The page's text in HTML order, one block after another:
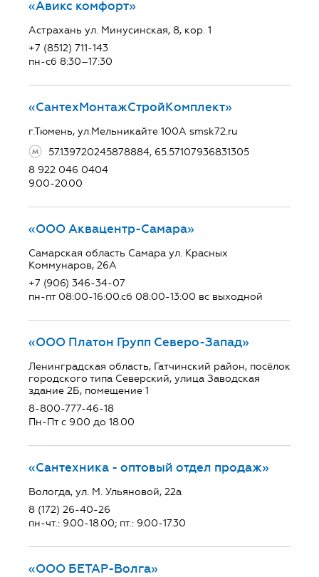
«Авикс комфорт»
Астрахань ул. Минусинская, 8, кор. 1
+7 (8512) 711-143
пн-сб 8:30–17:30
«СантехМонтажСтройКомплект»
г.Тюмень, ул.Мельникайте 100А smsk72.ru
57.139720245878884, 65.57107936831305
8 922 046 0404
9.00-20.00
«ООО Аквацентр-Самара»
Самарская область Самара ул. Красных
Коммунаров, 26А
+7 (906) 346-34-07
пн-пт 08:00-16:00.сб 08:00-13:00 вс выходной
«ООО Платон Групп Северо-Запад»
Ленинградская область, Гатчинский район, посёлок
городского типа Северский, улица Заводская
здание 2Б, помещение 1
8-800-777-46-18
Пн-Пт с 9.00 до 18.00
«Сантехника - оптовый отдел продаж»
Вологда, ул. М. Ульяновой, 22а
8 (172) 26-40-26
пн-чт.: 9.00-18.00; пт.: 9.00-17.30
«ООО БЕТАР-Волга»